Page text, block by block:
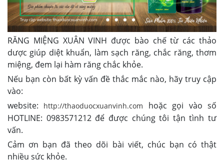
RĂNG MIỆNG XUÂN VINH được bào chế từ các thảo
dược giúp diệt khuẩn, làm sạch răng, chắc răng, thơm
miệng, đem lại hàm răng chắc khỏe.
Nếu bạn còn bất kỳ vấn đề thắc mắc nào, hãy truy cập
vào:
website:
http://thaoduocxuanvinh.com
hoặc gọi vào số
HOTLINE: 0983571212 để được chúng tôi tận tình tư
vấn.
Cảm ơn bạn đã theo dõi bài viết, chúc bạn có thật
nhiều sức khỏe.